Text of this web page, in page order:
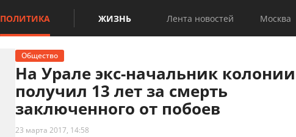
ПОЛИТИКА ЖИЗНЬ Лента новостей Москва
Общество
На Урале экс-начальник колонии
получил 13 лет за смерть
заключенного от побоев
23 марта 2017, 14:58